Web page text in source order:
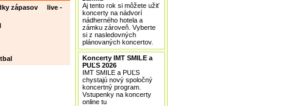
zápasov live -
Aj tento rok si môžete užiť
koncerty na nádvorí
nádherného hotela a
zámku zároveň. Vyberte
si z nasledovných
plánovaných koncertov.
Koncerty IMT SMILE a
PUĽS 2026
IMT SMILE a PUĽS
chystajú nový spoločný
koncertný program.
Vstupenky na koncerty
online tu